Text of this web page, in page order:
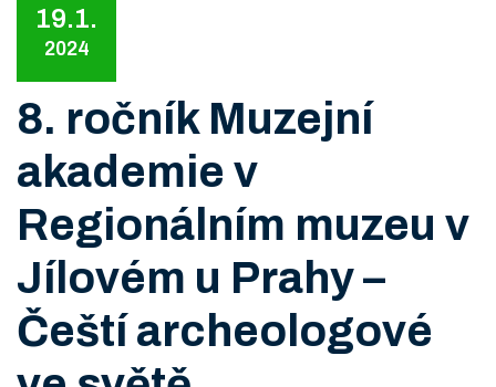
19.1.
2024
8. ročník Muzejní
akademie v
Regionálním muzeu v
Jílovém u Prahy –
Čeští archeologové